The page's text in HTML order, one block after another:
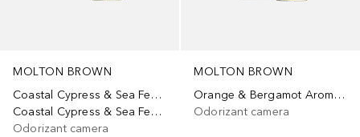
MOLTON BROWN
Coastal Cypress & Sea Fennel
Coastal Cypress & Sea Fennel
Odorizant camera
MOLTON BROWN
Orange & Bergamot Aroma Reeds
Odorizant camera